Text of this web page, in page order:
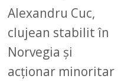
Alexandru Cuc,
clujean stabilit în
Norvegia și
acționar minoritar